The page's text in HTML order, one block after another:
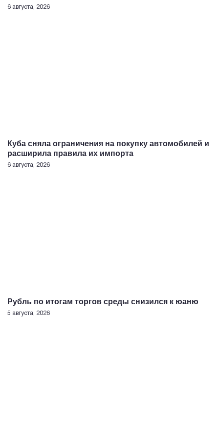
6 августа, 2026
Куба сняла ограничения на покупку автомобилей и
расширила правила их импорта
6 августа, 2026
Рубль по итогам торгов среды снизился к юаню
5 августа, 2026